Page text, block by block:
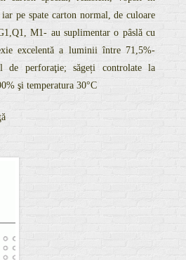
pe spate carton normal, de culoare
M1- au suplimentar o pâslă cu
excelentă a luminii între 71,5%-
perforaţie; săgeți controlate la
şi temperatura 30°C